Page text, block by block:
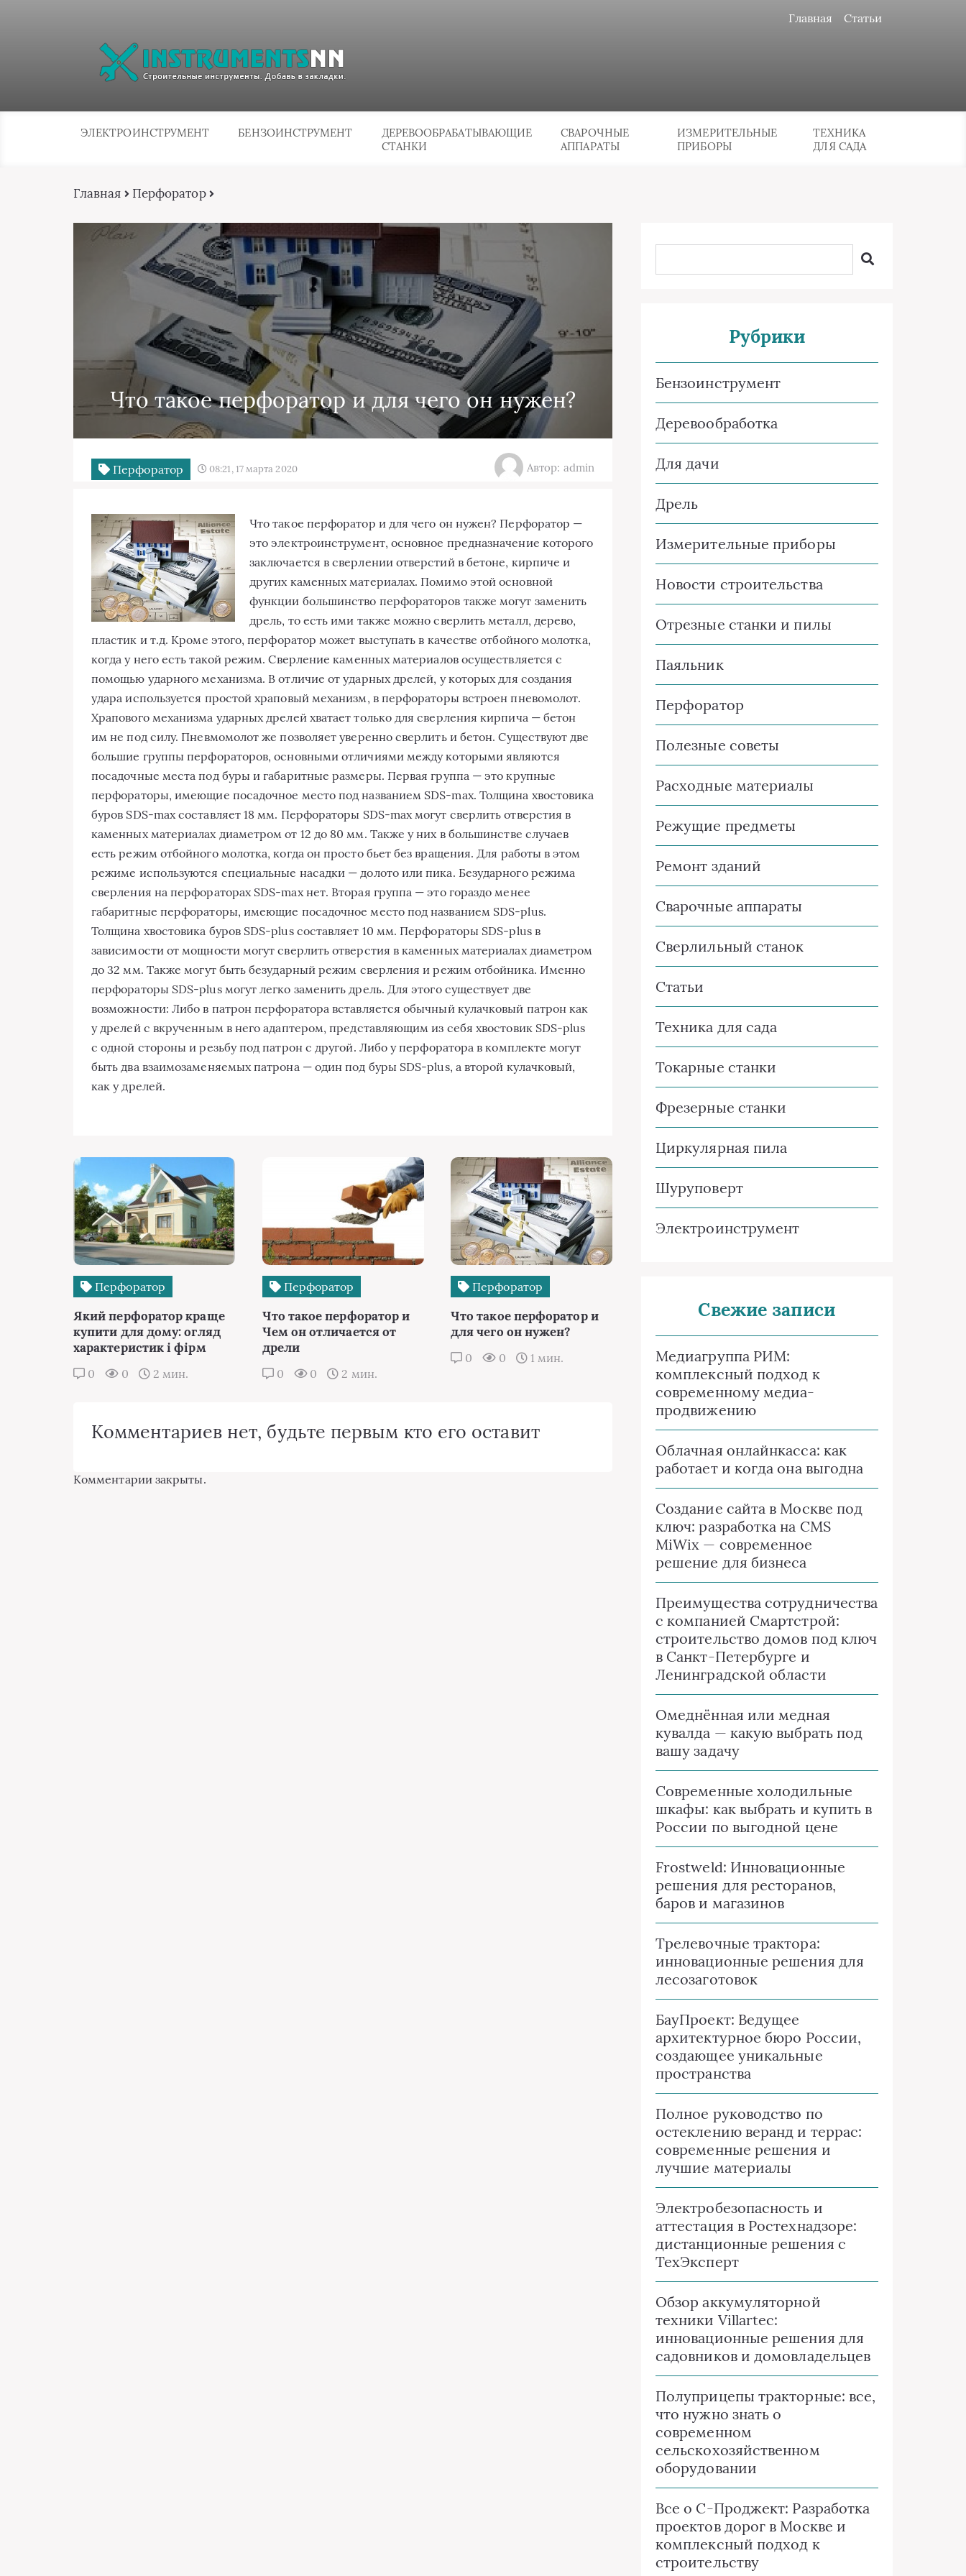
Главная Статьи
ЭЛЕКТРОИНСТРУМЕНТ БЕНЗОИНСТРУМЕНТ
ДЕРЕВООБРАБАТЫВАЮЩИЕ
СТАНКИ
СВАРОЧНЫЕ
АППАРАТЫ
ИЗМЕРИТЕЛЬНЫЕ
ПРИБОРЫ
ТЕХНИКА
ДЛЯ САДА
Главная Перфоратор
Что такое перфоратор и для чего он нужен?
Перфоратор 08:21, 17 марта 2020 Автор: admin
Что такое перфоратор и для чего он нужен? Перфоратор —
это электроинструмент, основное предназначение которого
заключается в сверлении отверстий в бетоне, кирпиче и
других каменных материалах. Помимо этой основной
функции большинство перфораторов также могут заменить
дрель, то есть ими также можно сверлить металл, дерево,
пластик и т.д. Кроме этого, перфоратор может выступать в качестве отбойного молотка,
когда у него есть такой режим. Сверление каменных материалов осуществляется с
помощью ударного механизма. В отличие от ударных дрелей, у которых для создания
удара используется простой храповый механизм, в перфораторы встроен пневомолот.
Храпового механизма ударных дрелей хватает только для сверления кирпича — бетон
им не под силу. Пневмомолот же позволяет уверенно сверлить и бетон. Существуют две
большие группы перфораторов, основными отличиями между которыми являются
посадочные места под буры и габаритные размеры. Первая группа — это крупные
перфораторы, имеющие посадочное место под названием SDS-max. Толщина хвостовика
буров SDS-max составляет 18 мм. Перфораторы SDS-max могут сверлить отверстия в
каменных материалах диаметром от 12 до 80 мм. Также у них в большинстве случаев
есть режим отбойного молотка, когда он просто бьет без вращения. Для работы в этом
режиме используются специальные насадки — долото или пика. Безударного режима
сверления на перфораторах SDS-max нет. Вторая группа — это гораздо менее
габаритные перфораторы, имеющие посадочное место под названием SDS-plus.
Толщина хвостовика буров SDS-plus составляет 10 мм. Перфораторы SDS-plus в
зависимости от мощности могут сверлить отверстия в каменных материалах диаметром
до 32 мм. Также могут быть безударный режим сверления и режим отбойника. Именно
перфораторы SDS-plus могут легко заменить дрель. Для этого существует две
возможности: Либо в патрон перфоратора вставляется обычный кулачковый патрон как
у дрелей с вкрученным в него адаптером, представляющим из себя хвостовик SDS-plus
с одной стороны и резьбу под патрон с другой. Либо у перфоратора в комплекте могут
быть два взаимозаменяемых патрона — один под буры SDS-plus, а второй кулачковый,
как у дрелей.
Перфоратор
Який перфоратор краще
купити для дому: огляд
характеристик і фірм
0 0 2 мин.
Перфоратор
Что такое перфоратор и
Чем он отличается от
дрели
0 0 2 мин.
Перфоратор
Что такое перфоратор и
для чего он нужен?
0 0 1 мин.
Комментариев нет, будьте первым кто его оставит
Комментарии закрыты.
Рубрики
Бензоинструмент
Деревообработка
Для дачи
Дрель
Измерительные приборы
Новости строительства
Отрезные станки и пилы
Паяльник
Перфоратор
Полезные советы
Расходные материалы
Режущие предметы
Ремонт зданий
Сварочные аппараты
Сверлильный станок
Статьи
Техника для сада
Токарные станки
Фрезерные станки
Циркулярная пила
Шуруповерт
Электроинструмент
Свежие записи
Медиагруппа РИМ:
комплексный подход к
современному медиа-
продвижению
Облачная онлайнкасса: как
работает и когда она выгодна
Создание сайта в Москве под
ключ: разработка на CMS
MiWix — современное
решение для бизнеса
Преимущества сотрудничества
с компанией Смартстрой:
строительство домов под ключ
в Санкт-Петербурге и
Ленинградской области
Омеднённая или медная
кувалда — какую выбрать под
вашу задачу
Современные холодильные
шкафы: как выбрать и купить в
России по выгодной цене
Frostweld: Инновационные
решения для ресторанов,
баров и магазинов
Трелевочные трактора:
инновационные решения для
лесозаготовок
БауПроект: Ведущее
архитектурное бюро России,
создающее уникальные
пространства
Полное руководство по
остеклению веранд и террас:
современные решения и
лучшие материалы
Электробезопасность и
аттестация в Ростехнадзоре:
дистанционные решения с
ТехЭксперт
Обзор аккумуляторной
техники Villartec:
инновационные решения для
садовников и домовладельцев
Полуприцепы тракторные: все,
что нужно знать о
современном
сельскохозяйственном
оборудовании
Все о C-Проджект: Разработка
проектов дорог в Москве и
комплексный подход к
строительству